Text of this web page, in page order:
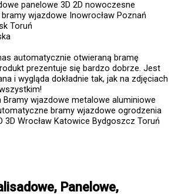
automatycznie otwieraną bramę
prezentuje się bardzo dobrze. Jest
i wygląda dokładnie tak, jak na zdjęciach
Panelowe,